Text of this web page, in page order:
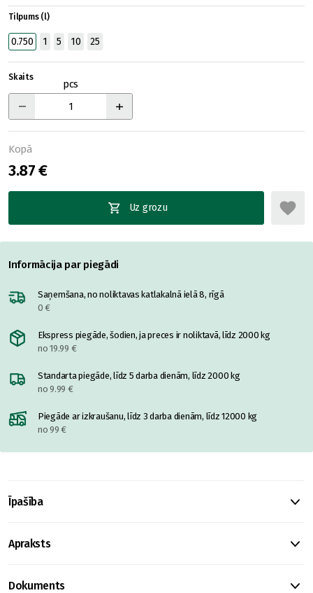
Tilpums (l)
0.750 1 5 10 25
Skaits
pcs
Kopā
3.87 €
Uz grozu
Informācija par piegādi
Saņemšana, no noliktavas katlakalnā ielā 8, rīgā
0 €
Ekspress piegāde, šodien, ja preces ir noliktavā, līdz 2000 kg
no 19.99 €
Standarta piegāde, līdz 5 darba dienām, līdz 2000 kg
no 9.99 €
Piegāde ar izkraušanu, līdz 3 darba dienām, līdz 12000 kg
no 99 €
Īpašība
Apraksts
Dokuments